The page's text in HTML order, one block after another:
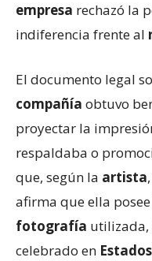
empresa rechazó la
indiferencia frente al
El documento legal
compañía obtuvo
proyectar la
respaldaba o
que, según la artista
afirma que ella
fotografía utilizada,
celebrado en